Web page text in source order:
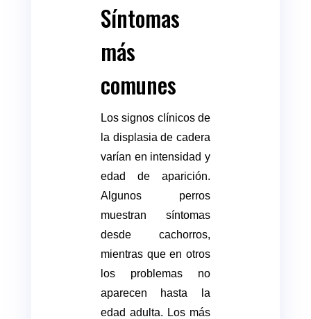
Síntomas
más
comunes
Los signos clínicos de
la displasia de cadera
varían en intensidad y
edad de aparición.
Algunos perros
muestran síntomas
desde cachorros,
mientras que en otros
los problemas no
aparecen hasta la
edad adulta. Los más